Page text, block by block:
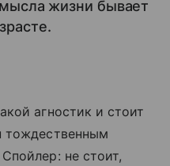
жизни бывает
агностик и стоит
тождественным
не стоит,